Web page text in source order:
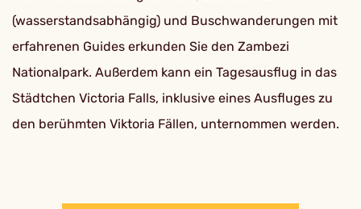
(wasserstandsabhängig) und Buschwanderungen mit
erfahrenen Guides erkunden Sie den Zambezi
Nationalpark. Außerdem kann ein Tagesausflug in das
Städtchen Victoria Falls, inklusive eines Ausfluges zu
den berühmten Viktoria Fällen, unternommen werden.